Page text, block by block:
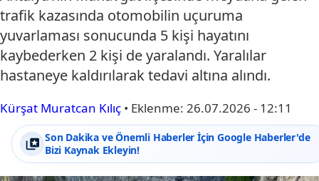
trafik kazasında otomobilin uçuruma
yuvarlaması sonucunda 5 kişi hayatını
kaybederken 2 kişi de yaralandı. Yaralılar
hastaneye kaldırılarak tedavi altına alındı.
Kürşat Muratcan Kılıç • Eklenme: 26.07.2026 - 12:11
Son Dakika ve Önemli Haberler İçin Google Haberler'de
Bizi Kaynak Ekleyin!